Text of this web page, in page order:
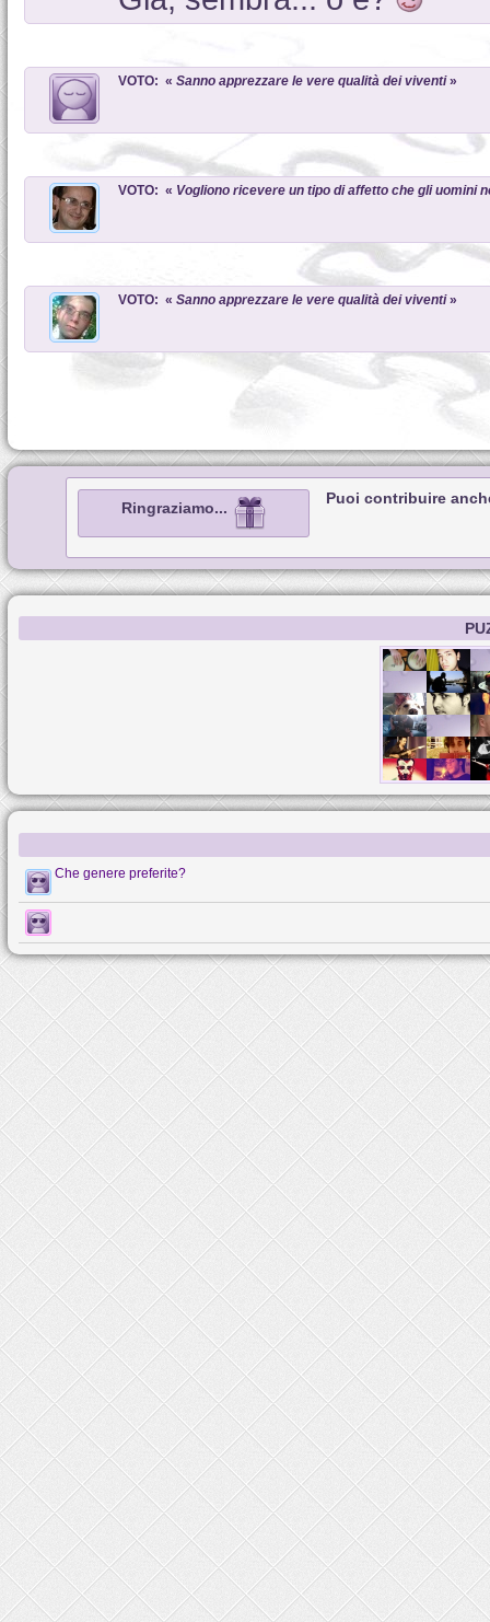
VOTO: « Sanno apprezzare le vere qualità dei viventi»
VOTO: « Vogliono ricevere un tipo di affetto che gli uomini
VOTO: « Sanno apprezzare le vere qualità dei viventi»
Ringraziamo...
Puoi contribuire
Che genere preferite?